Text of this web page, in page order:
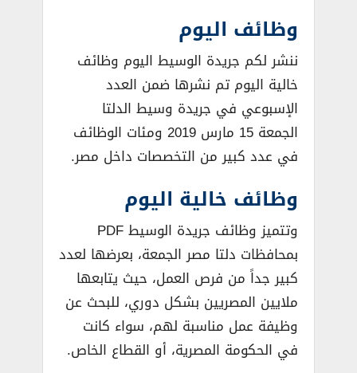
وظائف اليوم
ننشر لكم جريدة الوسيط اليوم وظائف
خالية اليوم تم نشرها ضمن العدد
الإسبوعي في جريدة وسيط الدلتا
الجمعة 15 مارس 2019 ومئات الوظائف
في عدد كبير من التخصصات داخل مصر.
وظائف خالية اليوم
وتتميز وظائف جريدة الوسيط PDF
بمحافظات دلتا مصر الجمعة، بعرضها لعدد
كبير جداً من فرص العمل، حيث يتابعها
ملايين المصريين بشكل دوري، للبحث عن
وظيفة عمل مناسبة لهم، سواء كانت
في الحكومة المصرية، أو القطاع الخاص.